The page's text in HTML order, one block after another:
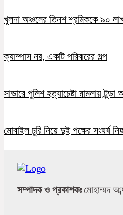
খুলনা অঞ্চলের তিনশ শ্রমিককে ৯০
ক্যাম্পাস নয়, একটি পরিবারের গল্প
সাভারে পুলিশ হত্যাচেষ্টা মামলায়
মোবাইল চুরি নিয়ে দুই পক্ষের সংঘর্ষ
সম্পাদক ও প্রকাশকঃমোহাম্মদ